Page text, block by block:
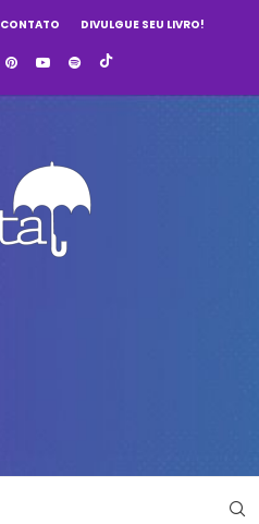
CONTATO DIVULGUE SEU LIVRO!